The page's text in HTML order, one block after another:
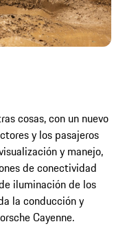
cosas, con un nuevo
y los pasajeros
y manejo,
de conectividad
iluminación de los
la conducción y
Cayenne.